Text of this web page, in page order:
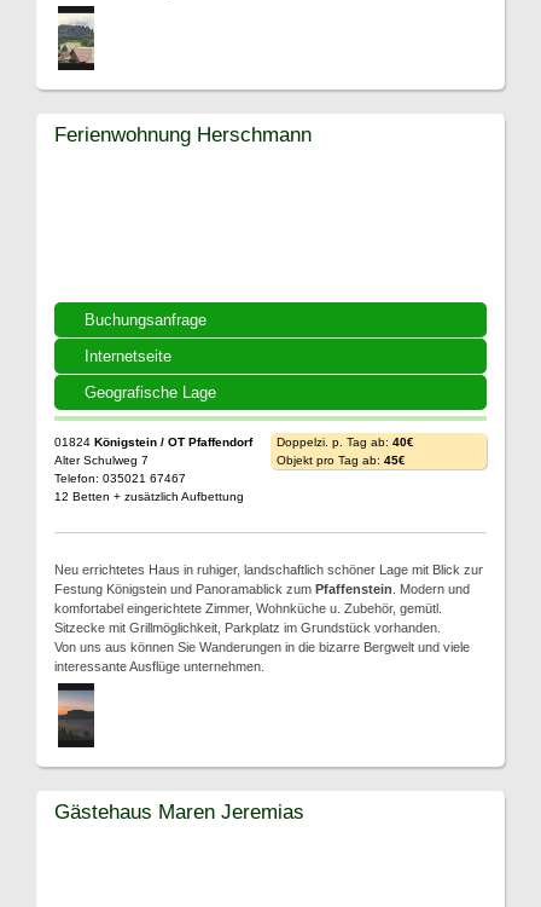
Buchungsanfrage
Internetseite
Geografische Lage
Ferienwohnung Herschmann
01824 Königstein / OT Pfaffendorf
Alter Schulweg 7
Telefon: 035021 67467
12 Betten + zusätzlich Aufbettung
Doppelzi. p. Tag ab: 40€
Objekt pro Tag ab: 45€
Neu errichtetes Haus in ruhiger, landschaftlich schöner Lage mit Blick zur
Festung Königstein und Panoramablick zum Pfaffenstein . Modern und
komfortabel eingerichtete Zimmer, Wohnküche u. Zubehör, gemütl.
Sitzecke mit Grillmöglichkeit, Parkplatz im Grundstück vorhanden.
Von uns aus können Sie Wanderungen in die bizarre Bergwelt und viele
interessante Ausflüge unternehmen.
Gästehaus Maren Jeremias